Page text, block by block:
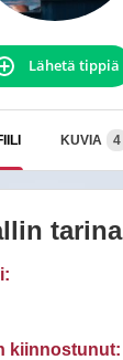
Lähetä tippiä
KUVIA 4
tarina
kiinnostunut: